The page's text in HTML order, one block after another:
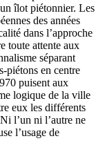
îlot piétonnier. Les
des années
dans l’approche
toute attente aux
séparant
piétons en centre
puisent aux
logique de la ville
eux les différents
l’un ni l’autre ne
l’usage de